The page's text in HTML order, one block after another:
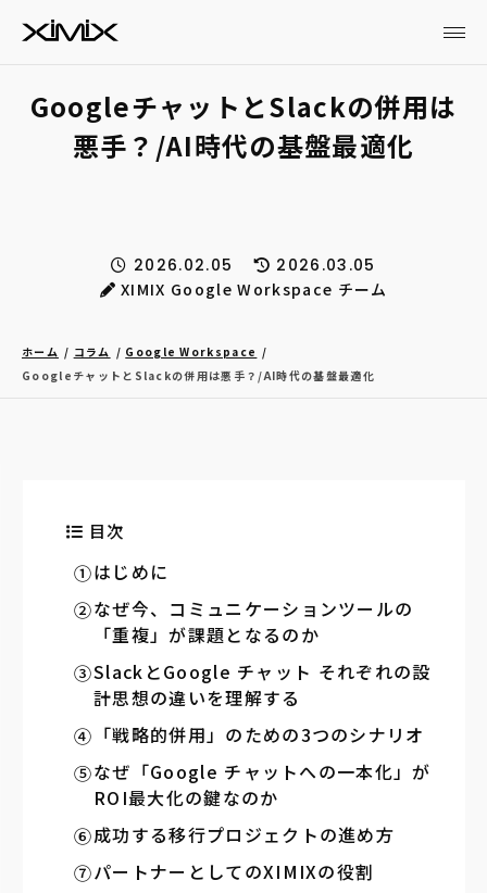
GoogleチャットとSlackの併用は
悪手？/AI時代の基盤最適化
2026.02.05
2026.03.05
XIMIX Google Workspace チーム
ホーム コラム
Google Workspace
GoogleチャットとSlackの併用は悪手？/AI時代の基盤最適化
目次
はじめに
なぜ今、コミュニケーションツールの
「重複」が課題となるのか
SlackとGoogle チャット それぞれの設
計思想の違いを理解する
「戦略的併用」のための3つのシナリオ
なぜ「Google チャットへの一本化」が
ROI最大化の鍵なのか
成功する移行プロジェクトの進め方
パートナーとしてのXIMIXの役割